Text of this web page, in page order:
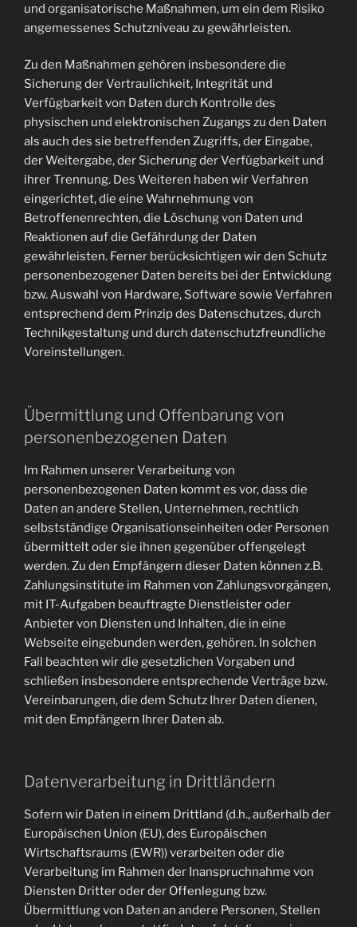
und organisatorische Maßnahmen, um ein dem Risiko
angemessenes Schutzniveau zu gewährleisten.
Zu den Maßnahmen gehören insbesondere die
Sicherung der Vertraulichkeit, Integrität und
Verfügbarkeit von Daten durch Kontrolle des
physischen und elektronischen Zugangs zu den Daten
als auch des sie betreffenden Zugriffs, der Eingabe,
der Weitergabe, der Sicherung der Verfügbarkeit und
ihrer Trennung. Des Weiteren haben wir Verfahren
eingerichtet, die eine Wahrnehmung von
Betroffenenrechten, die Löschung von Daten und
Reaktionen auf die Gefährdung der Daten
gewährleisten. Ferner berücksichtigen wir den Schutz
personenbezogener Daten bereits bei der Entwicklung
bzw. Auswahl von Hardware, Software sowie Verfahren
entsprechend dem Prinzip des Datenschutzes, durch
Technikgestaltung und durch datenschutzfreundliche
Voreinstellungen.
Übermittlung und Offenbarung von
personenbezogenen Daten
Im Rahmen unserer Verarbeitung von
personenbezogenen Daten kommt es vor, dass die
Daten an andere Stellen, Unternehmen, rechtlich
selbstständige Organisationseinheiten oder Personen
übermittelt oder sie ihnen gegenüber offengelegt
werden. Zu den Empfängern dieser Daten können z.B.
Zahlungsinstitute im Rahmen von Zahlungsvorgängen,
mit IT-Aufgaben beauftragte Dienstleister oder
Anbieter von Diensten und Inhalten, die in eine
Webseite eingebunden werden, gehören. In solchen
Fall beachten wir die gesetzlichen Vorgaben und
schließen insbesondere entsprechende Verträge bzw.
Vereinbarungen, die dem Schutz Ihrer Daten dienen,
mit den Empfängern Ihrer Daten ab.
Datenverarbeitung in Drittländern
Sofern wir Daten in einem Drittland (d.h., außerhalb der
Europäischen Union (EU), des Europäischen
Wirtschaftsraums (EWR)) verarbeiten oder die
Verarbeitung im Rahmen der Inanspruchnahme von
Diensten Dritter oder der Offenlegung bzw.
Übermittlung von Daten an andere Personen, Stellen